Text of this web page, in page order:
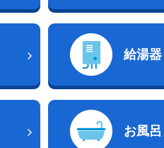
給湯器
お風呂